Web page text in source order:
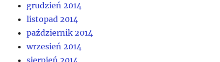
grudzień 2014
listopad 2014
październik 2014
wrzesień 2014